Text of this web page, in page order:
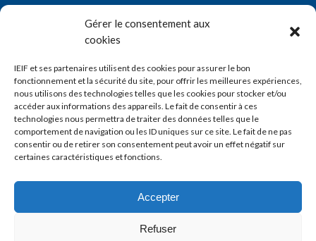
Gérer le consentement aux
cookies
IEIF et ses partenaires utilisent des cookies pour assurer le bon
fonctionnement et la sécurité du site, pour offrir les meilleures expériences,
nous utilisons des technologies telles que les cookies pour stocker et/ou
accéder aux informations des appareils. Le fait de consentir à ces
technologies nous permettra de traiter des données telles que le
comportement de navigation ou les ID uniques sur ce site. Le fait de ne pas
consentir ou de retirer son consentement peut avoir un effet négatif sur
certaines caractéristiques et fonctions.
Accepter
Refuser
Prénom*
E-mail*